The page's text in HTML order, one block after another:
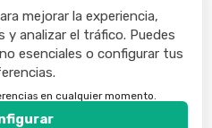
mejorar la experiencia,
analizar el tráfico. Puedes
esenciales o configurar tus
en cualquier momento.